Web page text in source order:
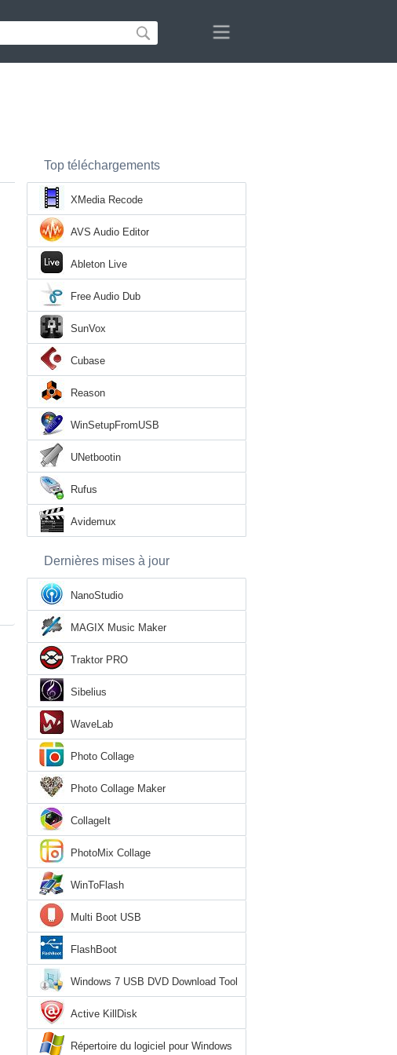
Top téléchargements
XMedia Recode
AVS Audio Editor
Ableton Live
Free Audio Dub
SunVox
Cubase
Reason
WinSetupFromUSB
UNetbootin
Rufus
Avidemux
Dernières mises à jour
NanoStudio
MAGIX Music Maker
Traktor PRO
Sibelius
WaveLab
Photo Collage
Photo Collage Maker
CollageIt
PhotoMix Collage
WinToFlash
Multi Boot USB
FlashBoot
Windows 7 USB DVD Download Tool
Active KillDisk
Répertoire du logiciel pour Windows